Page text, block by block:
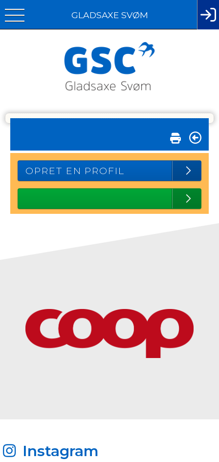
GLADSAXE SVØM
OPRET EN PROFIL
Instagram